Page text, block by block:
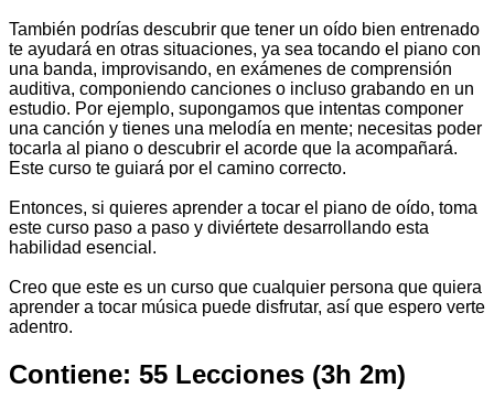
También podrías descubrir que tener un oído bien entrenado
te ayudará en otras situaciones, ya sea tocando el piano con
una banda, improvisando, en exámenes de comprensión
auditiva, componiendo canciones o incluso grabando en un
estudio. Por ejemplo, supongamos que intentas componer
una canción y tienes una melodía en mente; necesitas poder
tocarla al piano o descubrir el acorde que la acompañará.
Este curso te guiará por el camino correcto.
Entonces, si quieres aprender a tocar el piano de oído, toma
este curso paso a paso y diviértete desarrollando esta
habilidad esencial.
Creo que este es un curso que cualquier persona que quiera
aprender a tocar música puede disfrutar, así que espero verte
adentro.
Contiene: 55 Lecciones (3h 2m)